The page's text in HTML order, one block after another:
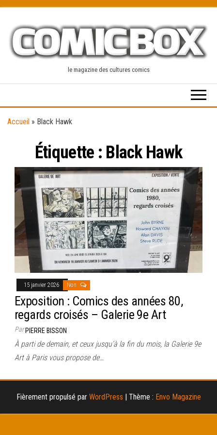
content
le magazine des cultures comics
Accueil » Black Hawk
Étiquette : Black Hawk
15 janvier 2026 Non
Exposition : Comics des années 80,
regards croisés – Galerie 9e Art
ParPIERRE BISSON
À parti de demain, et ceux jusqu’à la fin du mois, la Galerie 9e
Art à Paris vous propose de…
Fièrement propulsé par WordPress | Thème : Envo Magazine